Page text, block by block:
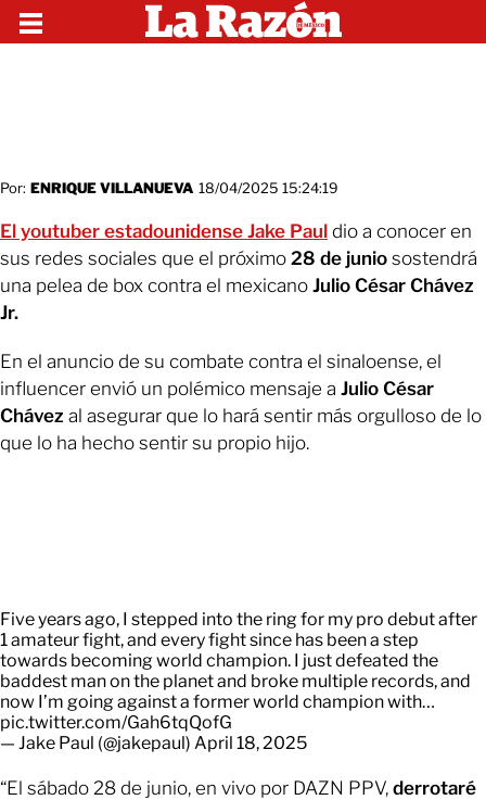
Por: ENRIQUE VILLANUEVA 18/04/2025 15:24:19
El youtuber estadounidense Jake Paul dio a conocer en
sus redes sociales que el próximo 28 de junio sostendrá
una pelea de box contra el mexicano Julio César Chávez
Jr.
En el anuncio de su combate contra el sinaloense, el
influencer envió un polémico mensaje a Julio César
Chávez al asegurar que lo hará sentir más orgulloso de lo
que lo ha hecho sentir su propio hijo.
Five years ago, I stepped into the ring for my pro debut after
1 amateur fight, and every fight since has been a step
towards becoming world champion. I just defeated the
baddest man on the planet and broke multiple records, and
now I’m going against a former world champion with…
pic.twitter.com/Gah6tqQofG
— Jake Paul (@jakepaul) April 18, 2025
“El sábado 28 de junio, en vivo por DAZN PPV, derrotaré